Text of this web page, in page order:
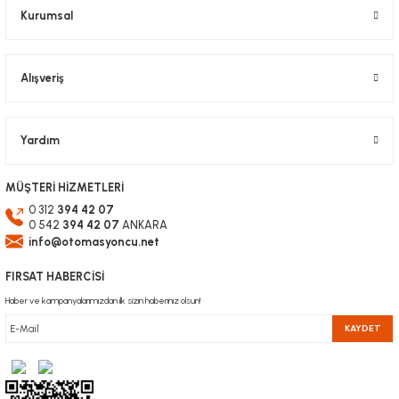
Kurumsal
Alışveriş
Yardım
MÜŞTERİ HİZMETLERİ
0 312 394 42 07
0 542 394 42 07 ANKARA
info@otomasyoncu.net
FIRSAT HABERCİSİ
Haber ve kampanyalarımızdan ilk sizin haberiniz olsun!
KAYDET